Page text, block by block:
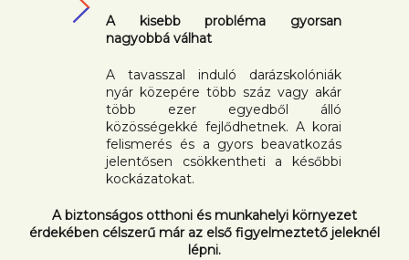
A kisebb probléma gyorsan
nagyobbá válhat
A tavasszal induló darázskolóniák
nyár közepére több száz vagy akár
több ezer egyedből álló
közösségekké fejlődhetnek. A korai
felismerés és a gyors beavatkozás
jelentősen csökkentheti a későbbi
kockázatokat.
A biztonságos otthoni és munkahelyi környezet
érdekében célszerű már az első figyelmeztető jeleknél
lépni.